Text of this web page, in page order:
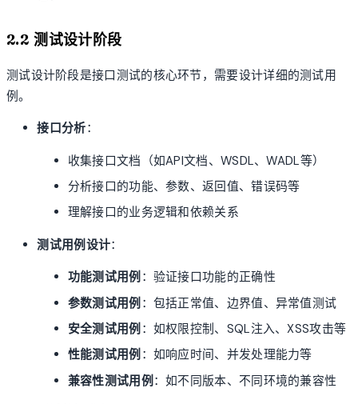
2.2 测试设计阶段
测试设计阶段是接口测试的核心环节，需要设计详细的测试用
例。
接口分析：
收集接口文档（如API文档、WSDL、WADL等）
分析接口的功能、参数、返回值、错误码等
理解接口的业务逻辑和依赖关系
测试用例设计：
功能测试用例 ：验证接口功能的正确性
参数测试用例 ：包括正常值、边界值、异常值测试
安全测试用例 ：如权限控制、SQL注入、XSS攻击等
性能测试用例 ：如响应时间、并发处理能力等
兼容性测试用例 ：如不同版本、不同环境的兼容性